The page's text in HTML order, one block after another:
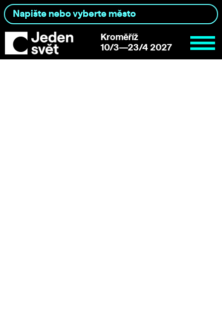
Kroměříž
10/3—23/4 2027